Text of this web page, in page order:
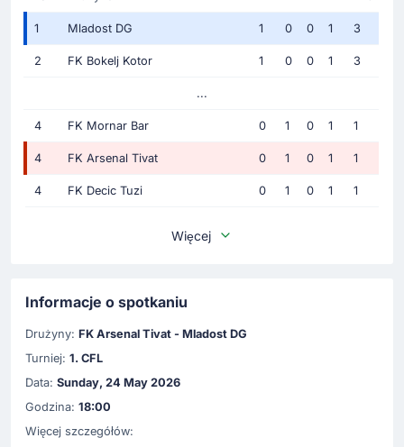
1 Mladost DG 1 0 0 1 3
2 FK Bokelj Kotor 1 0 0 1 3
...
4 FK Mornar Bar 0 1 0 1 1
4 FK Arsenal Tivat 0 1 0 1 1
4 FK Decic Tuzi 0 1 0 1 1
Więcej
Informacje o spotkaniu
Drużyny: FK Arsenal Tivat - Mladost DG
Turniej: 1. CFL
Data: Sunday, 24 May 2026
Godzina: 18:00
Więcej szczegółów: